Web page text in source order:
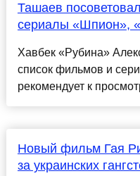
Ташаев
сериалы «Шпион»,
Хавбек «Рубина»
список фильмов и
рекомендует к
Новый фильм Гая
за украинских